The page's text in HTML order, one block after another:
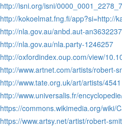
http://isni.org/isni/
http://kokoelmat.fng.fi/app?si=http://
http://nla.gov.au/anbd.aut-
http://nla.gov.au/nla.party-1246257
http://oxfordindex.oup.com/view/
http://www.artnet.com/artists/robert-
http://www.tate.org.uk/art/artists/4541
http://www.universalis.fr/
https://commons.wikimedia.org/wiki/
https://www.artsy.net/artist/robert-